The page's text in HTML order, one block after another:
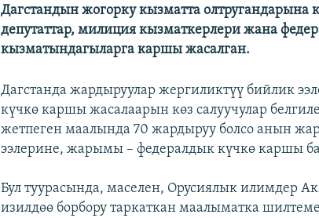
Дагстандын жогорку кызматта
депутаттар, милиция кызматкерлери жана
кызматындагыларга каршы жаcалган.
Дагстанда жардыруулар жергиликтүү бийлик
күчкө каршы жаcалаарын көз салуучулар
жетпеген маалында 70 жардыруу болсо анын
ээлерине, жарымы – федералдык күчкө каршы
Бул туурасында, маселен, Орусиялык илимдер
изилдөө борбору таркаткан маалыматка